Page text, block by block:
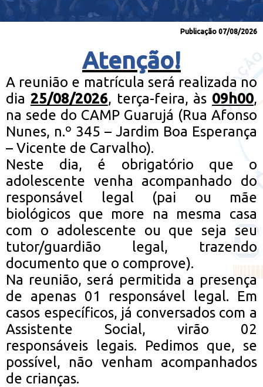
Publicação 07/08/2026
Atenção!
A reunião e matrícula será realizada no
dia 25/08/2026, terça-feira, às 09h00,
na sede do CAMP Guarujá (Rua Afonso
Nunes, n.º 345 – Jardim Boa Esperança
– Vicente de Carvalho).
Neste dia, é obrigatório que o
adolescente venha acompanhado do
responsável legal (pai ou mãe
biológicos que more na mesma casa
com o adolescente ou que seja seu
tutor/guardião legal, trazendo
documento que o comprove).
Na reunião, será permitida a presença
de apenas 01 responsável legal. Em
casos específicos, já conversados com a
Assistente Social, virão 02
responsáveis legais. Pedimos que, se
possível, não venham acompanhados
de crianças.